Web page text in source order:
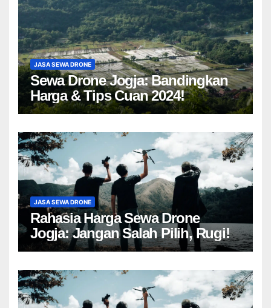
JASA SEWA DRONE
Sewa Drone Jogja: Bandingkan
Harga & Tips Cuan 2024!
JASA SEWA DRONE
Rahasia Harga Sewa Drone
Jogja: Jangan Salah Pilih, Rugi!